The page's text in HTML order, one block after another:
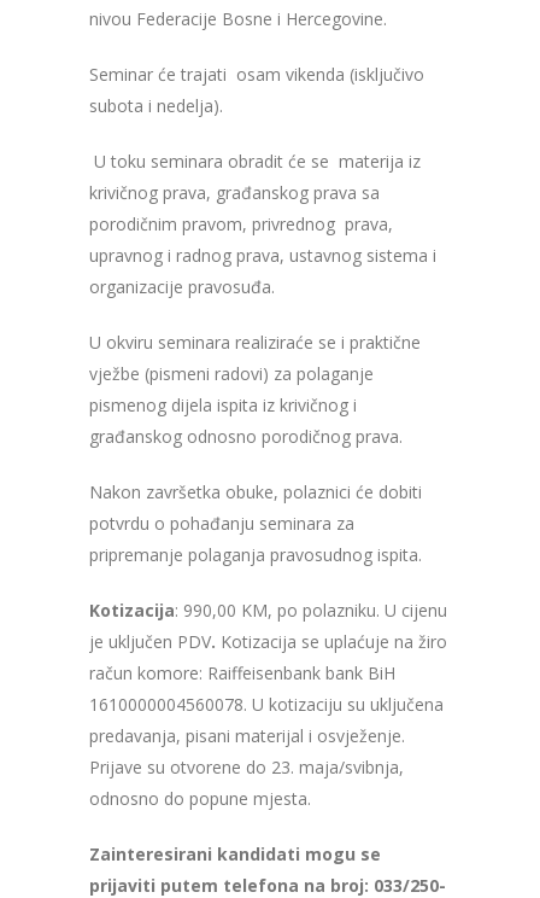
nivou Federacije Bosne i Hercegovine.
Seminar će trajati osam vikenda (isključivo
subota i nedelja).
U toku seminara obradit će se materija iz
krivičnog prava, građanskog prava sa
porodičnim pravom, privrednog prava,
upravnog i radnog prava, ustavnog sistema i
organizacije pravosuđa.
U okviru seminara realiziraće se i praktične
vježbe (pismeni radovi) za polaganje
pismenog dijela ispita iz krivičnog i
građanskog odnosno porodičnog prava.
Nakon završetka obuke, polaznici će dobiti
potvrdu o pohađanju seminara za
pripremanje polaganja pravosudnog ispita.
Kotizacija: 990,00 KM, po polazniku. U cijenu
je uključen PDV. Kotizacija se uplaćuje na žiro
račun komore: Raiffeisenbank bank BiH
1610000004560078. U kotizaciju su uključena
predavanja, pisani materijal i osvježenje.
Prijave su otvorene do 23. maja/svibnja,
odnosno do popune mjesta.
Zainteresirani kandidati mogu se
prijaviti putem telefona na broj: 033/250-